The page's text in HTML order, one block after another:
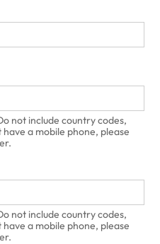
not include country codes,
a mobile phone, please
not include country codes,
a mobile phone, please